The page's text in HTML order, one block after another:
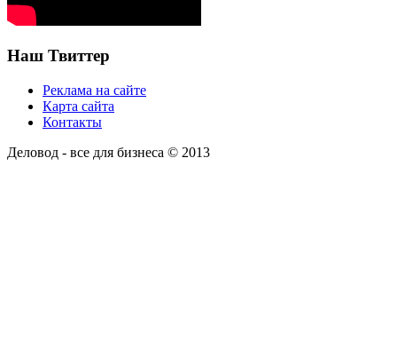
Наш Твиттер
Реклама на сайте
Карта сайта
Контакты
Деловод - все для бизнеса © 2013